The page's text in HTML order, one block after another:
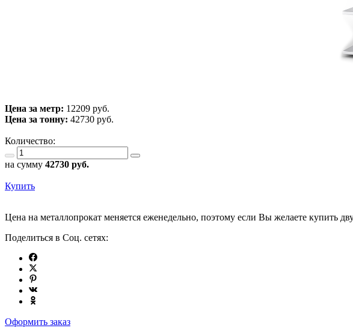
Цена за метр: 12209 руб.
Цена за тонну: 42730 руб.
Количество:
на сумму 42730 руб.
Купить
Цена на металлопрокат меняется еженедельно, поэтому если Вы желаете купить
Поделиться в Соц. сетях:
Оформить заказ